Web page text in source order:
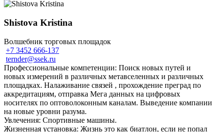
Shistova Kristina
Волшебник торговых площадок
+7 3452 666-137
ternder@ssek.ru
Профессиональные компетенции: Поиск новых путей и
новых измерений в различных метавселенных и различных
площадках. Налаживание связей , прохождение преград по
аккредитациям, отправка Мега данных на цифровых
носителях по оптоволоконным каналам. Выведение компании
на новые уровни разума.
Увлечения: Спортивные машины.
Жизненная установка: Жизнь это как биатлон, если не попал